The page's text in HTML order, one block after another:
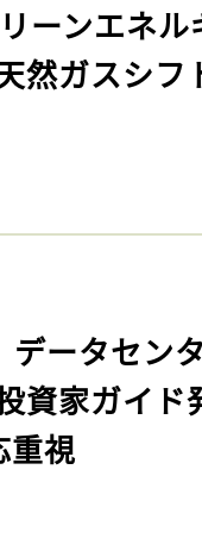
ーンエネ
然ガスシフ
データセン
資家ガイド
重視